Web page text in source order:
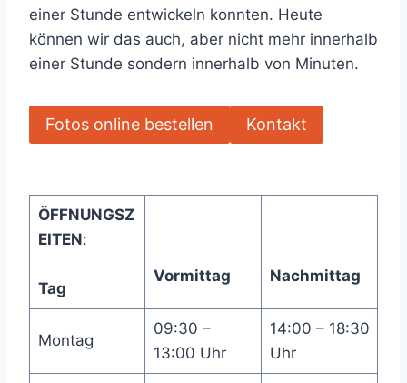
einer Stunde entwickeln konnten. Heute
können wir das auch, aber nicht mehr innerhalb
einer Stunde sondern innerhalb von Minuten.
Fotos online bestellen Kontakt
ÖFFNUNGSZ
EITEN:
Tag
Vormittag Nachmittag
Montag
09:30 –
13:00 Uhr
14:00 – 18:30
Uhr